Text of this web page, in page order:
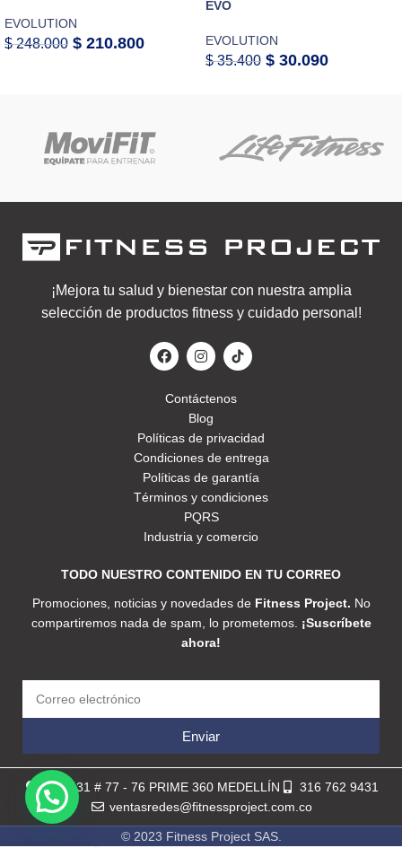
EVOLUTION
$248.000 $ 210.800
EVO
EVOLUTION
$35.400 $ 30.090
¡Mejora tu salud y bienestar con nuestra amplia
selección de productos fitness y cuidado personal!
Contáctenos
Blog
Políticas de privacidad
Condiciones de entrega
Políticas de garantía
Términos y condiciones
PQRS
Industria y comercio
TODO NUESTRO CONTENIDO EN TU CORREO
Promociones, noticias y novedades de Fitness Project. No
compartiremos nada de spam, lo prometemos. ¡Suscríbete
ahora!
Enviar
Calle 31 # 77 - 76 PRIME 360 MEDELLÍN
316 762 9431
ventasredes@fitnessproject.com.co
© 2023 Fitness Project SAS.